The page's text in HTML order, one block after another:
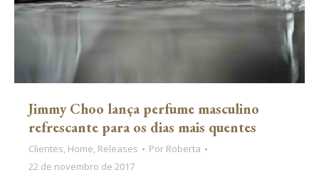
Jimmy Choo lança perfume masculino
refrescante para os dias mais quentes
Clientes, Home, Releases Por Roberta
22 de novembro de 2017